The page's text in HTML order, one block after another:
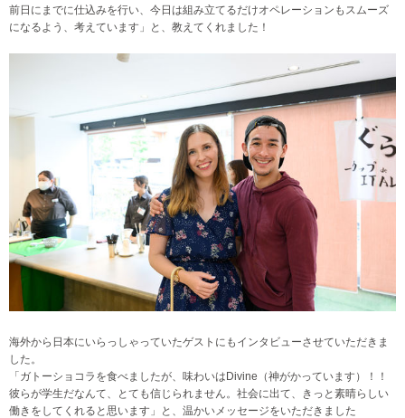
前日にまでに仕込みを行い、今日は組み立てるだけオペレーションもスムーズ
になるよう、考えています」と、教えてくれました！
海外から日本にいらっしゃっていたゲストにもインタビューさせていただきま
した。
「ガトーショコラを食べましたが、味わいはDivine（神がかっています）！！
彼らが学生だなんて、とても信じられません。社会に出て、きっと素晴らしい
働きをしてくれると思います」と、温かいメッセージをいただきました